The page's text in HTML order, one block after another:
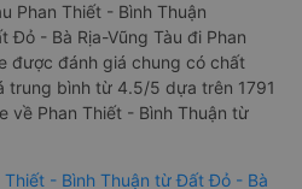
Phan Thiết - Bình Thuận
Đỏ - Bà Rịa-Vũng Tàu đi Phan
được đánh giá chung có chất
trung bình từ 4.5/5 dựa trên 1791
về Phan Thiết - Bình Thuận từ
Thiết - Bình Thuận từ Đất Đỏ - Bà